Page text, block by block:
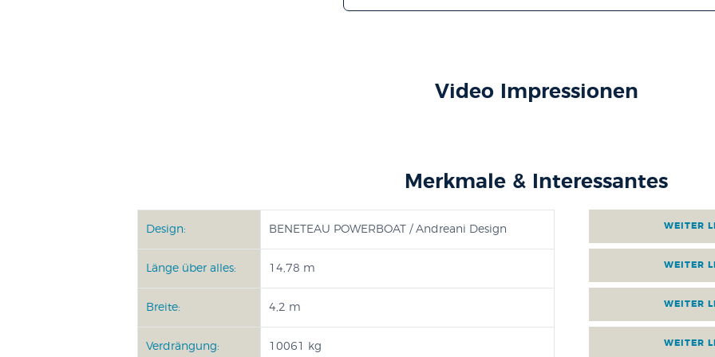
Video Impressionen
Merkmale & Interessantes
Design: BENETEAU POWERBOAT / Andreani Design
Länge über alles: 14,78 m
Breite: 4,2 m
Verdrängung: 10061 kg
PROSPEKT FÜR
ANGEBOT